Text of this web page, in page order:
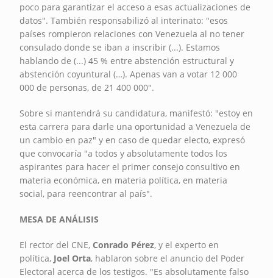
poco para garantizar el acceso a esas actualizaciones de
datos". También responsabilizó al interinato: "esos
países rompieron relaciones con Venezuela al no tener
consulado donde se iban a inscribir (...). Estamos
hablando de (...) 45 % entre abstención estructural y
abstención coyuntural (…). Apenas van a votar 12 000
000 de personas, de 21 400 000".
Sobre si mantendrá su candidatura, manifestó: "estoy en
esta carrera para darle una oportunidad a Venezuela de
un cambio en paz" y en caso de quedar electo, expresó
que convocaría "a todos y absolutamente todos los
aspirantes para hacer el primer consejo consultivo en
materia económica, en materia política, en materia
social, para reencontrar al país".
MESA DE ANÁLISIS
El rector del CNE, Conrado Pérez, y el experto en
política, Joel Orta, hablaron sobre el anuncio del Poder
Electoral acerca de los testigos. "Es absolutamente falso